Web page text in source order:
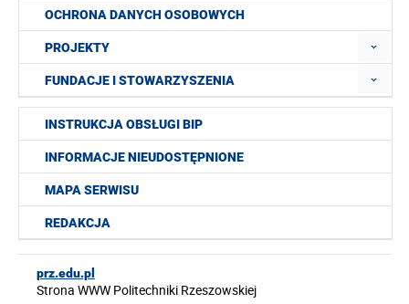
OCHRONA DANYCH OSOBOWYCH
PROJEKTY
FUNDACJE I STOWARZYSZENIA
INSTRUKCJA OBSŁUGI BIP
INFORMACJE NIEUDOSTĘPNIONE
MAPA SERWISU
REDAKCJA
prz.edu.pl
Strona WWW Politechniki Rzeszowskiej